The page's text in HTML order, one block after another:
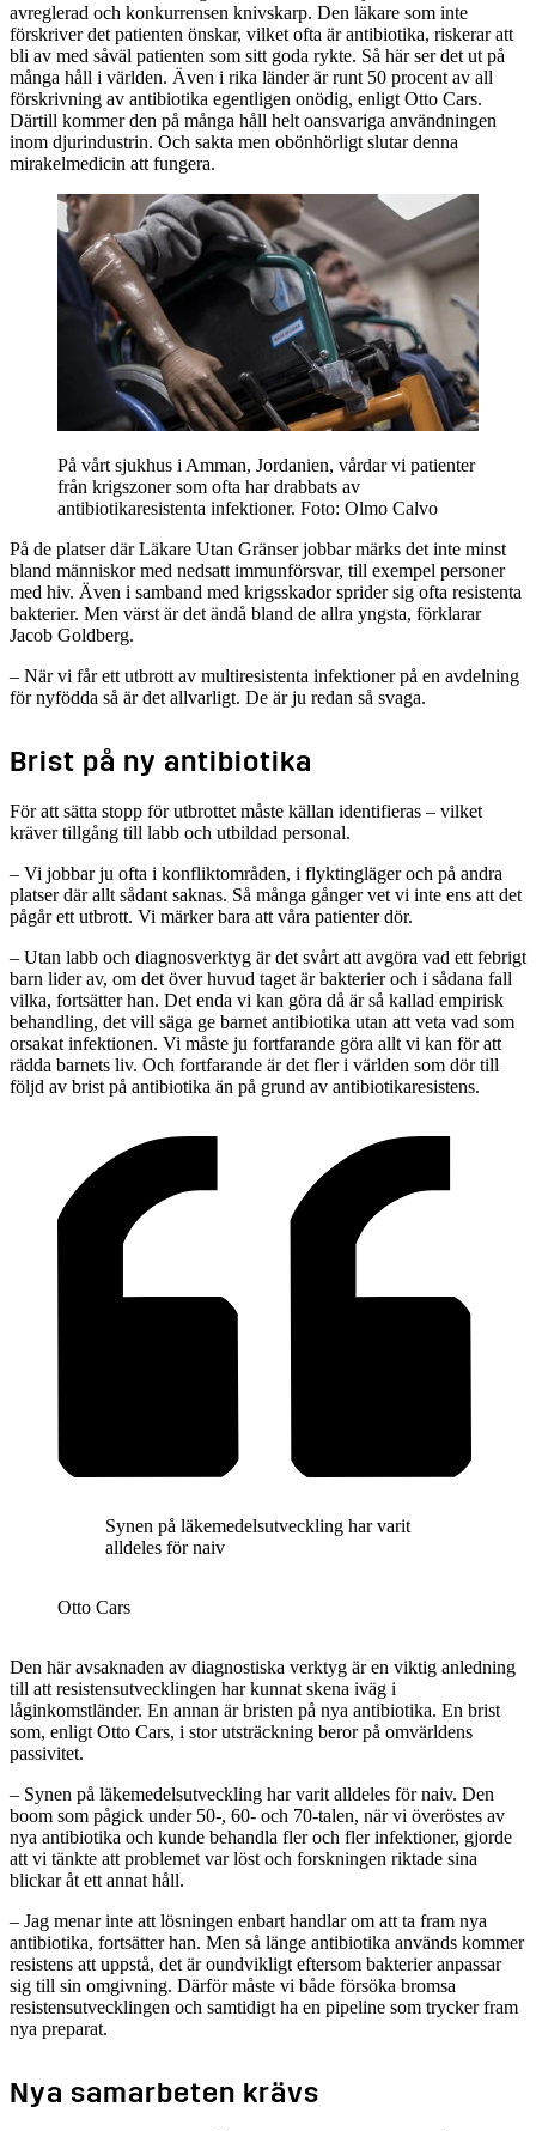
avreglerad och konkurrensen knivskarp. Den läkare som inte
förskriver det patienten önskar, vilket ofta är antibiotika, riskerar att
bli av med såväl patienten som sitt goda rykte. Så här ser det ut på
många håll i världen. Även i rika länder är runt 50 procent av all
förskrivning av antibiotika egentligen onödig, enligt Otto Cars.
Därtill kommer den på många håll helt oansvariga användningen
inom djurindustrin. Och sakta men obönhörligt slutar denna
mirakelmedicin att fungera.
På vårt sjukhus i Amman, Jordanien, vårdar vi patienter
från krigszoner som ofta har drabbats av
antibiotikaresistenta infektioner. Foto: Olmo Calvo
På de platser där Läkare Utan Gränser jobbar märks det inte minst
bland människor med nedsatt immunförsvar, till exempel personer
med hiv. Även i samband med krigsskador sprider sig ofta resistenta
bakterier. Men värst är det ändå bland de allra yngsta, förklarar
Jacob Goldberg.
– När vi får ett utbrott av multiresistenta infektioner på en avdelning
för nyfödda så är det allvarligt. De är ju redan så svaga.
Brist på ny antibiotika
För att sätta stopp för utbrottet måste källan identifieras – vilket
kräver tillgång till labb och utbildad personal.
– Vi jobbar ju ofta i konfliktområden, i flyktingläger och på andra
platser där allt sådant saknas. Så många gånger vet vi inte ens att det
pågår ett utbrott. Vi märker bara att våra patienter dör.
– Utan labb och diagnosverktyg är det svårt att avgöra vad ett febrigt
barn lider av, om det över huvud taget är bakterier och i sådana fall
vilka, fortsätter han. Det enda vi kan göra då är så kallad empirisk
behandling, det vill säga ge barnet antibiotika utan att veta vad som
orsakat infektionen. Vi måste ju fortfarande göra allt vi kan för att
rädda barnets liv. Och fortfarande är det fler i världen som dör till
följd av brist på antibiotika än på grund av antibiotikaresistens.
Synen på läkemedelsutveckling har varit
alldeles för naiv
Otto Cars
Den här avsaknaden av diagnostiska verktyg är en viktig anledning
till att resistensutvecklingen har kunnat skena iväg i
låginkomstländer. En annan är bristen på nya antibiotika. En brist
som, enligt Otto Cars, i stor utsträckning beror på omvärldens
passivitet.
– Synen på läkemedelsutveckling har varit alldeles för naiv. Den
boom som pågick under 50-, 60- och 70-talen, när vi överöstes av
nya antibiotika och kunde behandla fler och fler infektioner, gjorde
att vi tänkte att problemet var löst och forskningen riktade sina
blickar åt ett annat håll.
– Jag menar inte att lösningen enbart handlar om att ta fram nya
antibiotika, fortsätter han. Men så länge antibiotika används kommer
resistens att uppstå, det är oundvikligt eftersom bakterier anpassar
sig till sin omgivning. Därför måste vi både försöka bromsa
resistensutvecklingen och samtidigt ha en pipeline som trycker fram
nya preparat.
Nya samarbeten krävs